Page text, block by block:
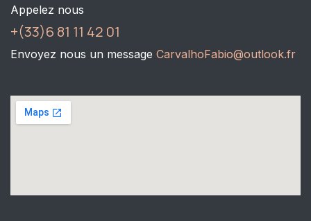
Appelez nous
+(33)6 81 11 42 01
Envoyez nous un message CarvalhoFabio@outlook.fr